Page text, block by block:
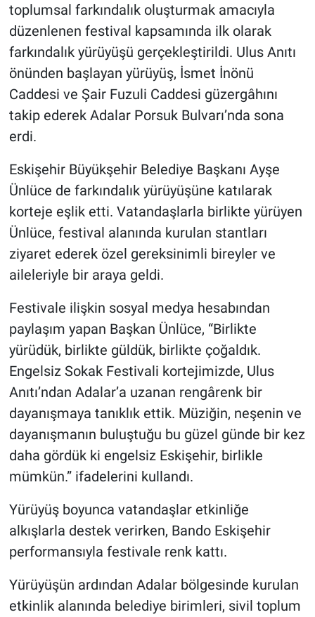
toplumsal farkındalık oluşturmak amacıyla
düzenlenen festival kapsamında ilk olarak
farkındalık yürüyüşü gerçekleştirildi. Ulus Anıtı
önünden başlayan yürüyüş, İsmet İnönü
Caddesi ve Şair Fuzuli Caddesi güzergâhını
takip ederek Adalar Porsuk Bulvarı’nda sona
erdi.
Eskişehir Büyükşehir Belediye Başkanı Ayşe
Ünlüce de farkındalık yürüyüşüne katılarak
korteje eşlik etti. Vatandaşlarla birlikte yürüyen
Ünlüce, festival alanında kurulan stantları
ziyaret ederek özel gereksinimli bireyler ve
aileleriyle bir araya geldi.
Festivale ilişkin sosyal medya hesabından
paylaşım yapan Başkan Ünlüce, “Birlikte
yürüdük, birlikte güldük, birlikte çoğaldık.
Engelsiz Sokak Festivali kortejimizde, Ulus
Anıtı’ndan Adalar’a uzanan rengârenk bir
dayanışmaya tanıklık ettik. Müziğin, neşenin ve
dayanışmanın buluştuğu bu güzel günde bir kez
daha gördük ki engelsiz Eskişehir, birlikle
mümkün.” ifadelerini kullandı.
Yürüyüş boyunca vatandaşlar etkinliğe
alkışlarla destek verirken, Bando Eskişehir
performansıyla festivale renk kattı.
Yürüyüşün ardından Adalar bölgesinde kurulan
etkinlik alanında belediye birimleri, sivil toplum